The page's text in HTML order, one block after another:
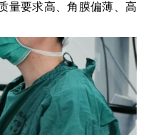
量要求高、角膜偏薄、高